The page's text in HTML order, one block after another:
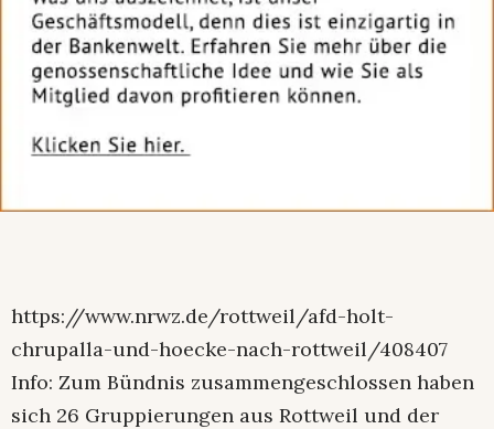
https://www.nrwz.de/rottweil/afd-holt-
chrupalla-und-hoecke-nach-rottweil/408407
Info: Zum Bündnis zusammengeschlossen haben
sich 26 Gruppierungen aus Rottweil und der